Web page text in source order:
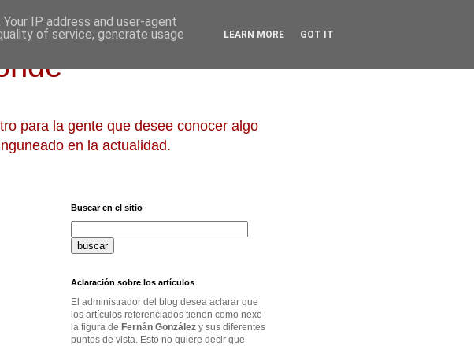
para la gente que desee conocer algo
en la actualidad.
Buscar en el sitio
Aclaración sobre los artículos
El administrador del blog desea aclarar que
los artículos referenciados tienen como nexo
la figura de Fernán González y sus diferentes
puntos de vista. Esto no quiere decir que
IP address and user-agent
of service, generate usage
LEARN MORE GOT IT